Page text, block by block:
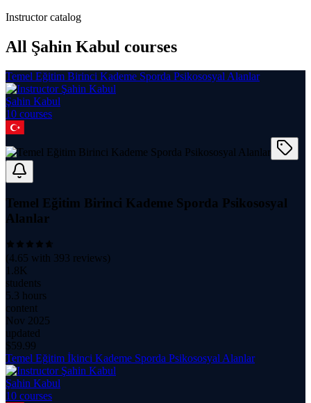
Instructor catalog
All Şahin Kabul courses
Temel Eğitim Birinci Kademe Sporda Psikososyal Alanlar
Şahin Kabul
10 courses
Temel Eğitim Birinci Kademe Sporda Psikososyal
Alanlar
(4.65 with 393 reviews)
1.8K
students
5.3 hours
content
Nov 2025
updated
$59.99
Temel Eğitim İkinci Kademe Sporda Psikososyal Alanlar
Şahin Kabul
10 courses